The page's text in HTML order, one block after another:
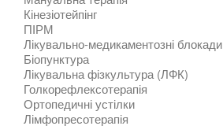
Кінезіотейпінг
ПІРМ
Лікувально-медикаментозні блокади
Біопунктура
Лікувальна фізкультура (ЛФК)
Голкорефлексотерапія
Ортопедичні устілки
Лімфопресотерапія